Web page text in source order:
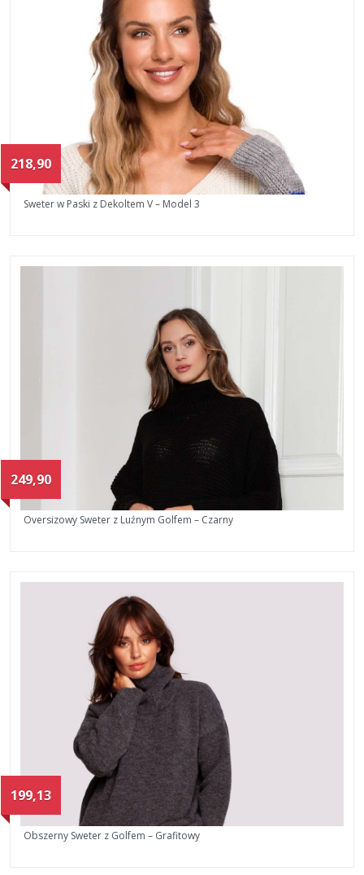
218,90
Sweter w Paski z Dekoltem V – Model 3
249,90
Oversizowy Sweter z Luźnym Golfem – Czarny
199,13
Obszerny Sweter z Golfem – Grafitowy